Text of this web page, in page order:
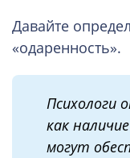
Давайте
«одаренность».
Психологи
как
могут